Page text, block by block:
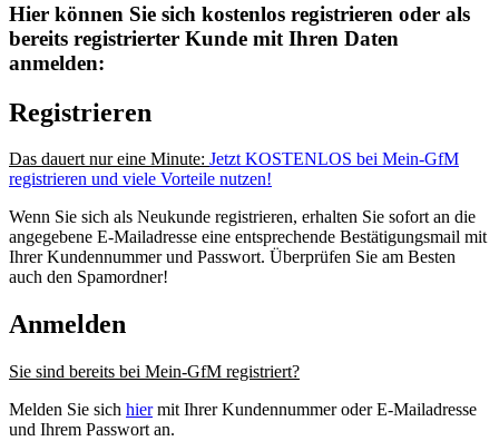
Hier können Sie sich kostenlos registrieren oder als
bereits registrierter Kunde mit Ihren Daten
anmelden:
Registrieren
Das dauert nur eine Minute: Jetzt KOSTENLOS bei Mein-GfM
registrieren und viele Vorteile nutzen!
Wenn Sie sich als Neukunde registrieren, erhalten Sie sofort an die
angegebene E-Mailadresse eine entsprechende Bestätigungsmail mit
Ihrer Kundennummer und Passwort. Überprüfen Sie am Besten
auch den Spamordner!
Anmelden
Sie sind bereits bei Mein-GfM registriert?
Melden Sie sich hiermit Ihrer Kundennummer oder E-Mailadresse
und Ihrem Passwort an.